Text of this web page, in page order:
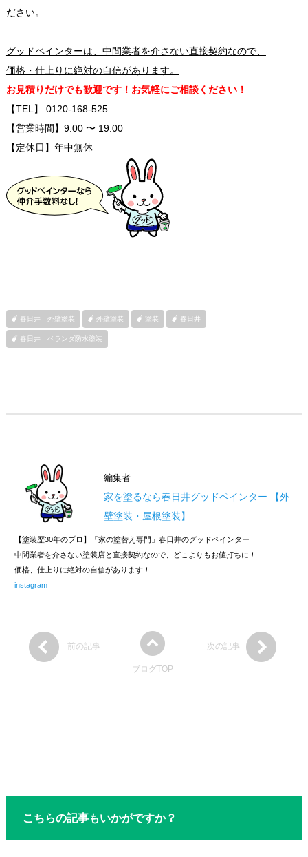
ださい。
グッドペインターは、中間業者を介さない直接契約なので、
価格・仕上りに絶対の自信があります。
お見積りだけでも歓迎です！お気軽にご相談ください！
【TEL】 0120-168-525
【営業時間】9:00 〜 19:00
【定休日】年中無休
春日井 外壁塗装 外壁塗装 塗装 春日井
春日井 ベランダ防水塗装
編集者
家を塗るなら春日井グッドペインター 【外
壁塗装・屋根塗装】
【塗装歴30年のプロ】「家の塗替え専門」春日井のグッドペインター
中間業者を介さない塗装店と直接契約なので、どこよりもお値打ちに！
価格、仕上りに絶対の自信があります！
instagram
前の記事
ブログTOP
次の記事
こちらの記事もいかがですか？